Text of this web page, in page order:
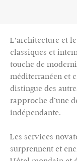
L’architecture et
classiques et
touche de
méditerranéen et
distingue des
rapproche d’une
indépendante.
Les services
surprennent et